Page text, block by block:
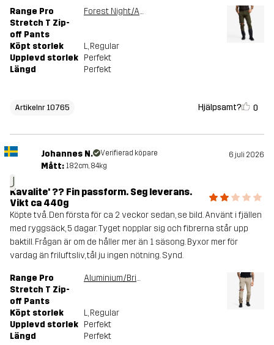
Range Pro
Stretch T Zip-
off Pants
Forest Night/Anthracite
Köpt storlek L, Regular
Upplevd storlek Perfekt
Längd
Perfekt
Artikelnr 10765 Hjälpsamt? 0
J
Johannes N. Verifierad köpare 6 juli 2026
Mått: 182cm, 84kg
Kavalite' ?? Fin passform. Seg leverans.
Vikt ca 440g
Köpte två. Den första för ca 2 veckor sedan, se bild. Använt i fjällen
med ryggsäck, 5 dagar. Tyget nopplar sig och fibrerna står upp
baktill. Frågan är om de håller mer än 1 säsong. Byxor mer för
vardag än friluftsliv, tål ju ingen nötning. Synd.
Range Pro
Stretch T Zip-
off Pants
Aluminium/Brindle
Köpt storlek L, Regular
Upplevd storlek Perfekt
Längd
Perfekt